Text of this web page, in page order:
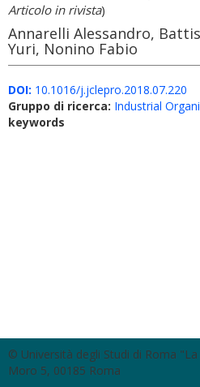
Articolo in rivista)
Annarelli Alessandro,
Yuri, Nonino Fabio
DOI: 10.1016/j.jclepro.2018.07.220
Gruppo di ricerca: Industrial
keywords
© Università degli Studi di Roma
Moro 5, 00185 Roma